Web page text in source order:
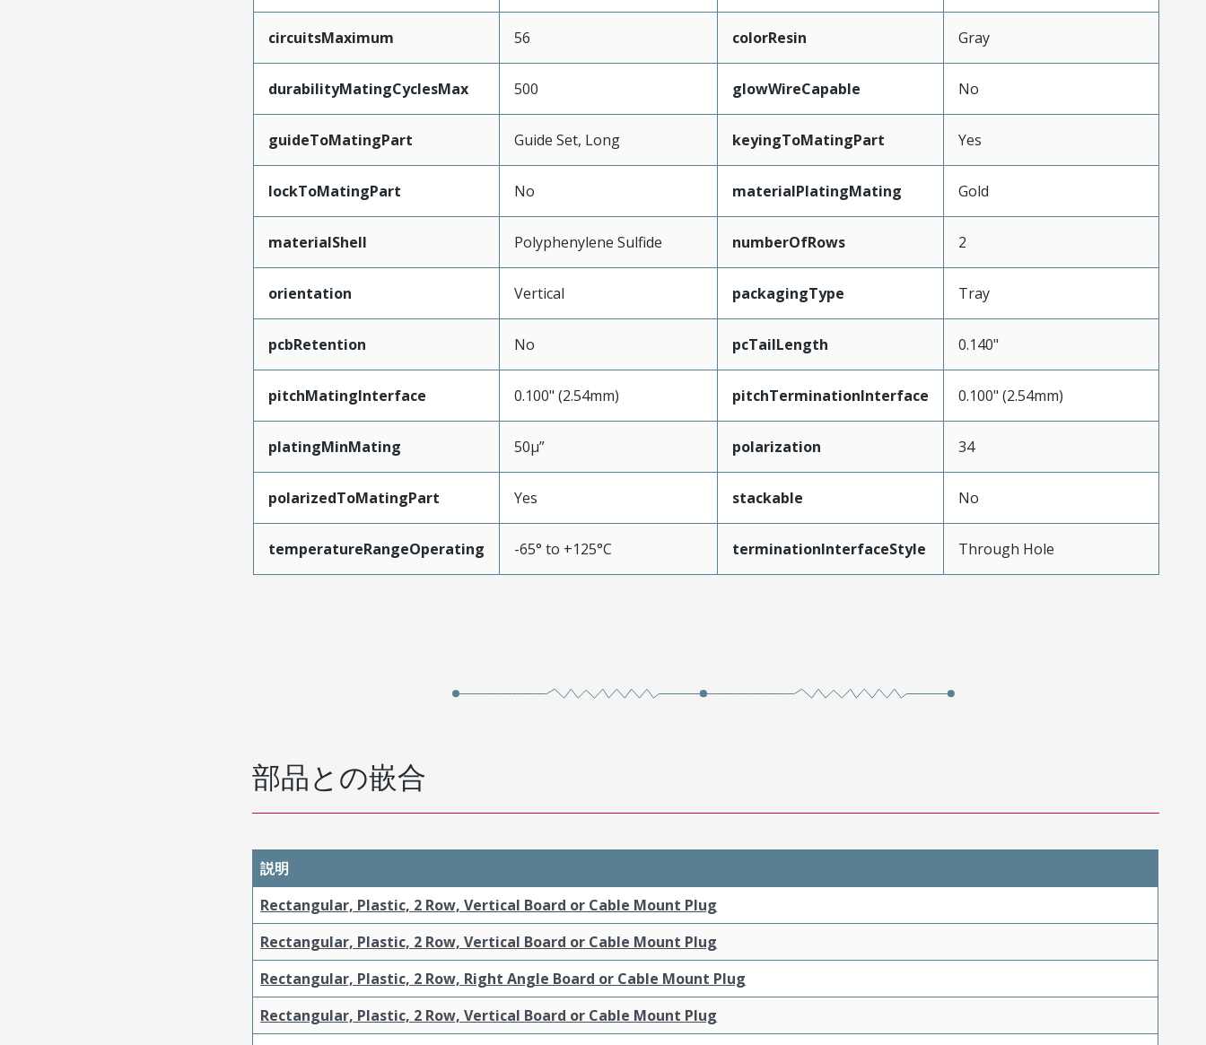
circuitsMaximum 56 colorResin Gray
durabilityMatingCyclesMax 500 glowWireCapable No
guideToMatingPart Guide Set, Long keyingToMatingPart Yes
lockToMatingPart No materialPlatingMating Gold
materialShell Polyphenylene Sulfide numberOfRows 2
orientation Vertical packagingType Tray
pcbRetention No pcTailLength 0.140"
pitchMatingInterface 0.100" (2.54mm) pitchTerminationInterface 0.100" (2.54mm)
platingMinMating 50µ” polarization 34
polarizedToMatingPart Yes stackable No
temperatureRangeOperating -65° to +125°C terminationInterfaceStyle Through Hole
部品との嵌合
説明
Rectangular, Plastic, 2 Row, Vertical Board or Cable Mount Plug
Rectangular, Plastic, 2 Row, Vertical Board or Cable Mount Plug
Rectangular, Plastic, 2 Row, Right Angle Board or Cable Mount Plug
Rectangular, Plastic, 2 Row, Vertical Board or Cable Mount Plug